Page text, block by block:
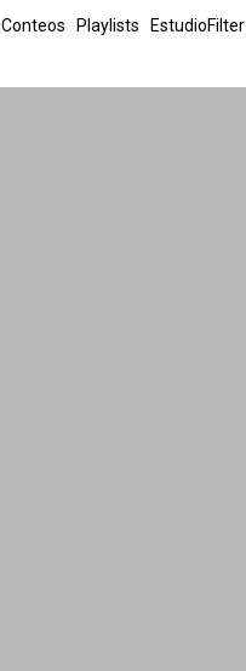
Conteos Playlists EstudioFilter